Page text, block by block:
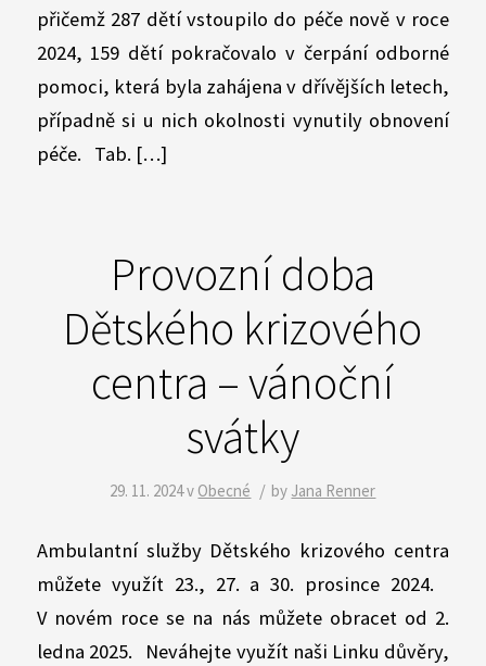
přičemž 287 dětí vstoupilo do péče nově v roce
2024, 159 dětí pokračovalo v čerpání odborné
pomoci, která byla zahájena v dřívějších letech,
případně si u nich okolnosti vynutily obnovení
péče. Tab. […]
Provozní doba
Dětského krizového
centra – vánoční
svátky
29. 11. 2024v Obecné / by Jana Renner
Ambulantní služby Dětského krizového centra
můžete využít 23., 27. a 30. prosince 2024.
V novém roce se na nás můžete obracet od 2.
ledna 2025. Neváhejte využít naši Linku důvěry,